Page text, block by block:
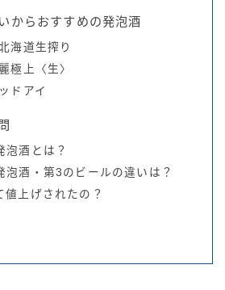
からおすすめの発泡酒
海道生搾り
極上〈生〉
ドアイ
泡酒とは？
泡酒・第3のビールの違いは？
値上げされたの？